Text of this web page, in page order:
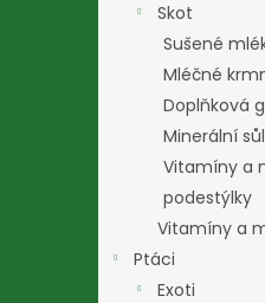
Skot
Sušené
Mléčné
Doplňková
Minerální
Vitamíny a
podestýlky
Vitamíny a
Ptáci
Exoti